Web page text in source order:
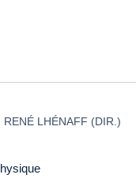
RENÉ LHÉNAFF (DIR.)